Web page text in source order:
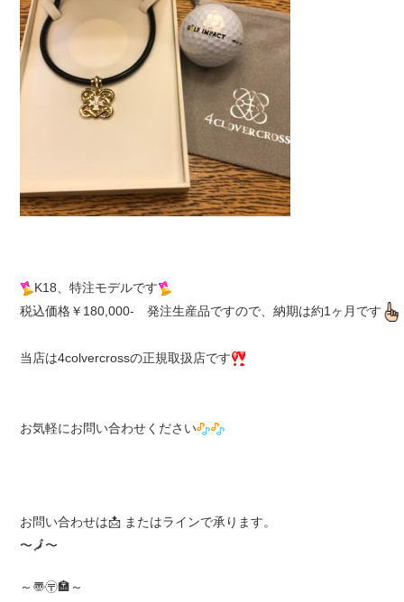
K18、特注モデルです
税込価格￥180,000-　発注生産品ですので、納期は約1ヶ月です
当店は4colvercrossの正規取扱店です
お気軽にお問い合わせください
お問い合わせは📩 またはラインで承ります。
〜 🗾〜
～〠〶🏣～